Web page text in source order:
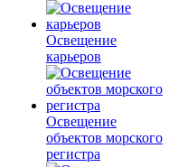
Освещение
карьеров
Освещение
объектов морского
регистра